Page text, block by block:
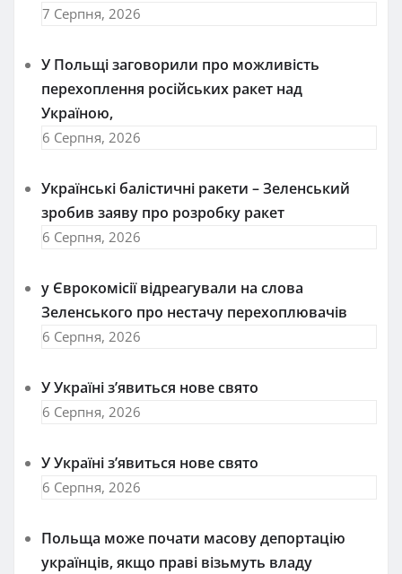
7 Серпня, 2026
У Польщі заговорили про можливість
перехоплення російських ракет над
Україною,
6 Серпня, 2026
Українські балістичні ракети – Зеленський
зробив заяву про розробку ракет
6 Серпня, 2026
у Єврокомісії відреагували на слова
Зеленського про нестачу перехоплювачів
6 Серпня, 2026
У Україні з’явиться нове свято
6 Серпня, 2026
У Україні з’явиться нове свято
6 Серпня, 2026
Польща може почати масову депортацію
українців, якщо праві візьмуть владу